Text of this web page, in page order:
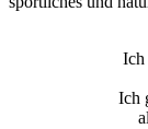
Ich
Ich